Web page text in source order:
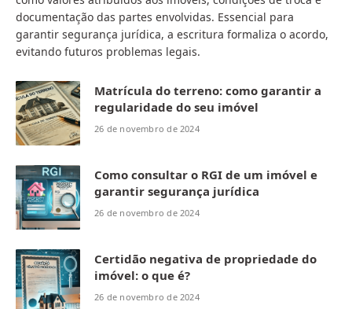
documentação das partes envolvidas. Essencial para
garantir segurança jurídica, a escritura formaliza o acordo,
evitando futuros problemas legais.
Matrícula do terreno: como garantir a
regularidade do seu imóvel
26 de novembro de 2024
Como consultar o RGI de um imóvel e
garantir segurança jurídica
26 de novembro de 2024
Certidão negativa de propriedade do
imóvel: o que é?
26 de novembro de 2024